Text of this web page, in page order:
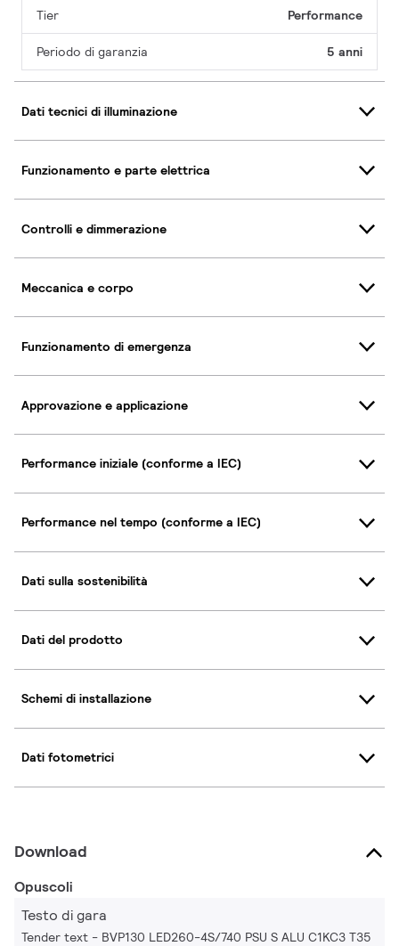
Tier Performance
Periodo di garanzia 5 anni
Dati tecnici di illuminazione
Funzionamento e parte elettrica
Controlli e dimmerazione
Meccanica e corpo
Funzionamento di emergenza
Approvazione e applicazione
Performance iniziale (conforme a IEC)
Performance nel tempo (conforme a IEC)
Dati sulla sostenibilità
Dati del prodotto
Schemi di installazione
Dati fotometrici
Download
Opuscoli
Testo di gara
Tender text - BVP130 LED260-4S/740 PSU S ALU C1KC3 T35